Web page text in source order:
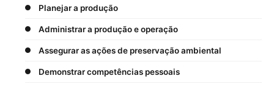
Planejar a produção
Administrar a produção e operação
Assegurar as ações de preservação ambiental
Demonstrar competências pessoais